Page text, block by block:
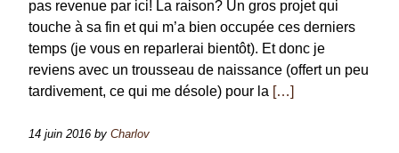
pas revenue par ici! La raison? Un gros projet qui
touche à sa fin et qui m’a bien occupée ces derniers
temps (je vous en reparlerai bientôt). Et donc je
reviens avec un trousseau de naissance (offert un peu
tardivement, ce qui me désole) pour la […]
14 juin 2016 by Charlov